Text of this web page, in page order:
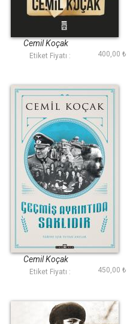
Tek Parti
Cemil Koçak
Etiket Fiyatı : 400,00 ₺
Geçmiş Ayrıntıda
Saklıdır
Cemil Koçak
Etiket Fiyatı : 450,00 ₺